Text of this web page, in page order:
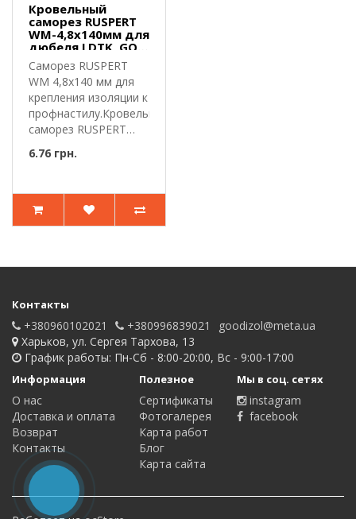
Кровельный
саморез RUSPERT
WM-4,8х140мм для
дюбеля LDTK, GOK,
RIF.
Саморез RUSPERT
WM 4,8х140 мм для
крепления изоляции к
профнастилу.Кровельный
саморез RUSPERT
6.76 грн.
Контакты
+380960102021 +380996839021
goodizol@meta.ua
Харьков, ул. Сергея Тархова, 13
График работы: Пн-Сб - 8:00-20:00, Вс - 9:00-17:00
Информация
О нас
Доставка и оплата
Возврат
Контакты
Полезное
Сертификаты
Фотогалерея
Карта работ
Блог
Карта сайта
Мы в соц. сетях
instagram
facebook